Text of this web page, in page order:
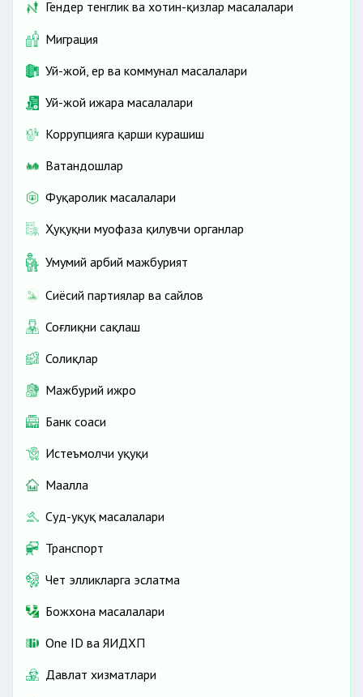
Гендер тенглик ва хотин-қизлар масалалари
Миграция
Уй-жой, ер ва коммунал масалалари
Уй-жой ижара масалалари
Коррупцияга қарши курашиш
Ватандошлар
Фуқаролик масалалари
Ҳуқуқни муҳофаза қилувчи органлар
Умумий ҳарбий мажбурият
Сиёсий партиялар ва сайлов
Соғлиқни сақлаш
Солиқлар
Мажбурий ижро
Банк соҳаси
Истеъмолчи ҳуқуқи
Маҳалла
Суд-ҳуқуқ масалалари
Транспорт
Чет элликларга эслатма
Божхона масалалари
One ID ва ЯИДХП
Давлат хизматлари